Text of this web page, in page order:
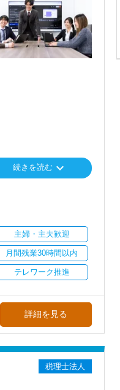
続きを読む keyboard_arrow_down
主婦・主夫歓迎
月間残業30時間以内
テレワーク推進
詳細を見る
税理士法人